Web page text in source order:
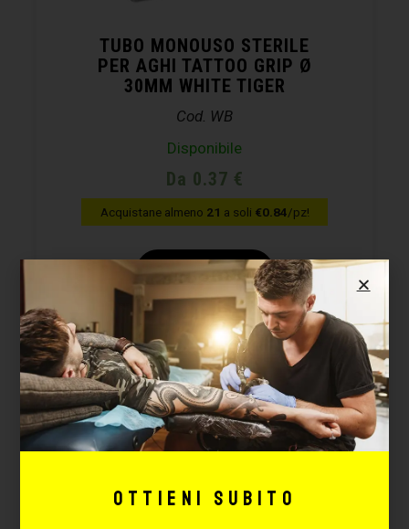
TUBO MONOUSO STERILE
PER AGHI TATTOO GRIP Ø
30MM WHITE TIGER
Cod. WB
Disponibile
Da 0.37 €
Acquistane almeno 21 a soli €0.84/pz!
CONFIGURA
FINO AL -46%
Ottieni subito